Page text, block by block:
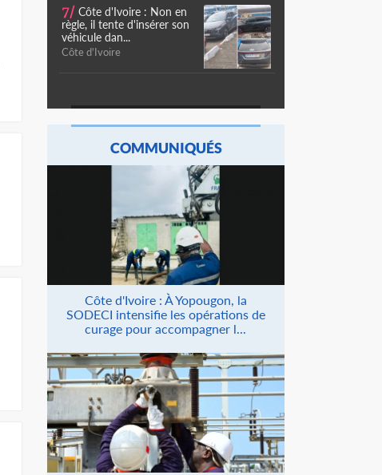
7/ Côte d'Ivoire : Non en
règle, il tente d'insérer son
véhicule dan...
Côte d'Ivoire
COMMUNIQUÉS
Côte d'Ivoire : À Yopougon, la
SODECI intensifie les opérations de
curage pour accompagner l...